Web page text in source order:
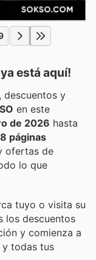
ya está aquí!
descuentos y
en este
de 2026 hasta
páginas
ofertas de
lo que
tuyo o visita su
los descuentos
y comienza a
y todas tus